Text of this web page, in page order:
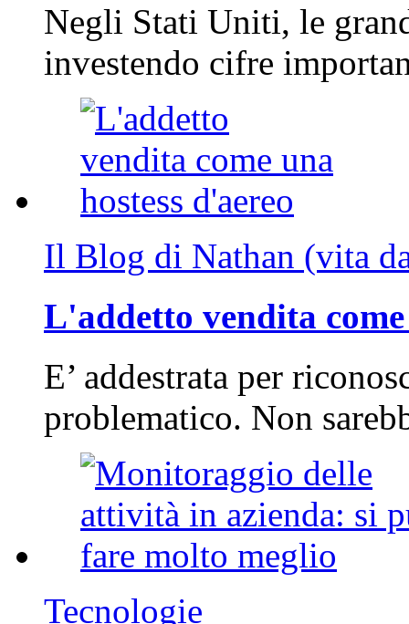
Negli Stati Uniti, le
investendo cifre
Il Blog di Nathan (vita
L'addetto vendita
E’ addestrata per
problematico. Non
Tecnologie